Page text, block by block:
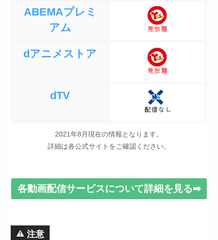
ABEMAプレミ
アム
dアニメストア
dTV
2021年8月現在の情報となります。
詳細は各公式サイトをご確認ください。
各動画配信サービスについて詳細を見る➡
注意